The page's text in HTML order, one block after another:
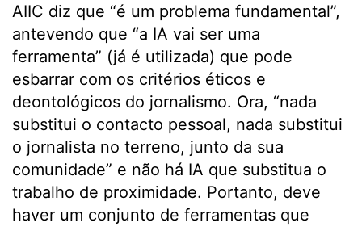
AIIC diz que “é um problema fundamental”,
antevendo que “a IA vai ser uma
ferramenta” (já é utilizada) que pode
esbarrar com os critérios éticos e
deontológicos do jornalismo. Ora, “nada
substitui o contacto pessoal, nada substitui
o jornalista no terreno, junto da sua
comunidade” e não há IA que substitua o
trabalho de proximidade. Portanto, deve
haver um conjunto de ferramentas que